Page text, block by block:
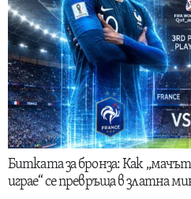
Битката за бронза: Как
играе“ се превръща в златна